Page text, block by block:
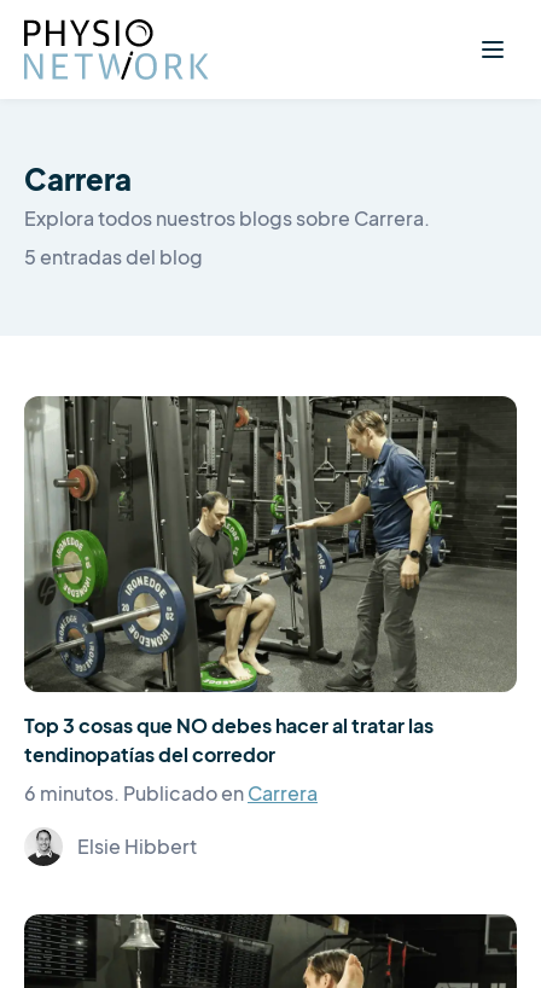
Carrera
Explora todos nuestros blogs sobre Carrera.
5 entradas del blog
Top 3 cosas que NO debes hacer al tratar las
tendinopatías del corredor
6 minutos. Publicado enCarrera
Elsie Hibbert